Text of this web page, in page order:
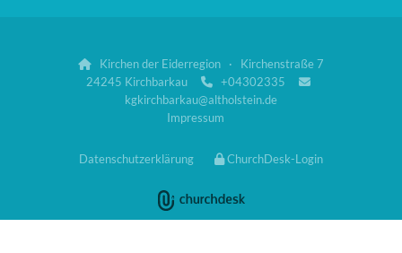

Kirchen der Eiderregion · Kirchenstraße 7
24245 Kirchbarkau
 +04302335 
kgkirchbarkau@altholstein.de
Impressum
Datenschutzerklärung ChurchDesk-Login